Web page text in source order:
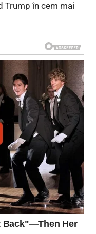
Trump în cem mai